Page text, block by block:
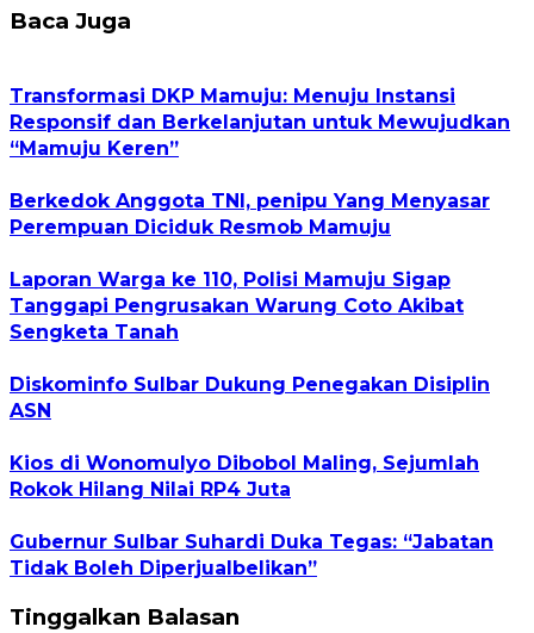
Baca Juga
Transformasi DKP Mamuju: Menuju Instansi
Responsif dan Berkelanjutan untuk Mewujudkan
“Mamuju Keren”
Berkedok Anggota TNI, penipu Yang Menyasar
Perempuan Diciduk Resmob Mamuju
Laporan Warga ke 110, Polisi Mamuju Sigap
Tanggapi Pengrusakan Warung Coto Akibat
Sengketa Tanah
Diskominfo Sulbar Dukung Penegakan Disiplin
ASN
Kios di Wonomulyo Dibobol Maling, Sejumlah
Rokok Hilang Nilai RP4 Juta
Gubernur Sulbar Suhardi Duka Tegas: “Jabatan
Tidak Boleh Diperjualbelikan”
Tinggalkan Balasan